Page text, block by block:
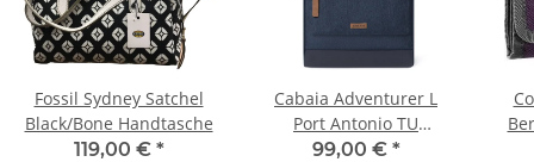
Fossil Sydney Satchel
Black/Bone Handtasche
119,00 € *
Cabaia Adventurer L
Port Antonio TU
Rucksack
99,00 € *